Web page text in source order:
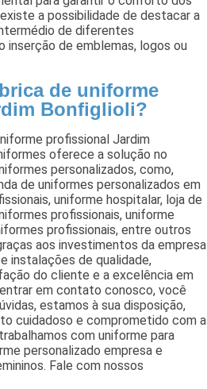
a possibilidade de destacar a
de diferentes
inserção de emblemas, logos ou
de uniforme
Bonfiglioli?
profissional Jardim
oferece a solução no
personalizados, como,
de uniformes personalizados em
uniforme hospitalar, loja de
profissionais, uniforme
profissionais, entre outros
aos investimentos da empresa
instalações de qualidade,
do cliente e a excelência em
em contato conosco, você
estamos à sua disposição,
cuidadoso e comprometido com a
com uniforme para
personalizado empresa e
Fale com nossos